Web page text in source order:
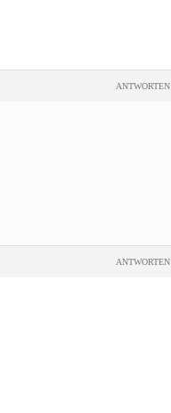
ANTWORTEN
ANTWORTEN